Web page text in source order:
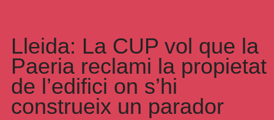
Lleida: La CUP vol que la
Paeria reclami la propietat
de l’edifici on s’hi
construeix un parador